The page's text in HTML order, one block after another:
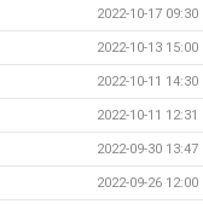
2022-10-17 09:30
2022-10-13 15:00
2022-10-11 14:30
2022-10-11 12:31
2022-09-30 13:47
2022-09-26 12:00